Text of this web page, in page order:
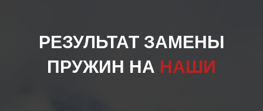
РЕЗУЛЬТАТ ЗАМЕНЫ
ПРУЖИН НА НАШИ